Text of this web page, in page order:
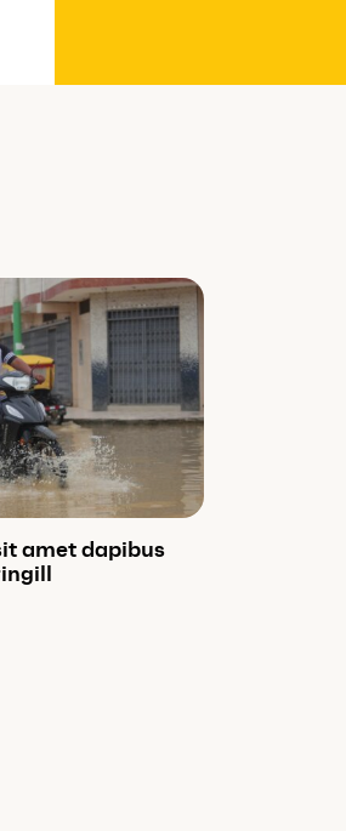
amet dapibus